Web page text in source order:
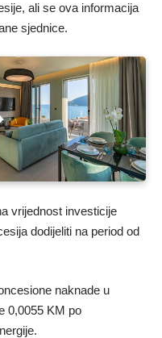
ali se ova informacija
sjednice.
vrijednost investicije
dodijeliti na period od
naknade u
0,0055 KM po